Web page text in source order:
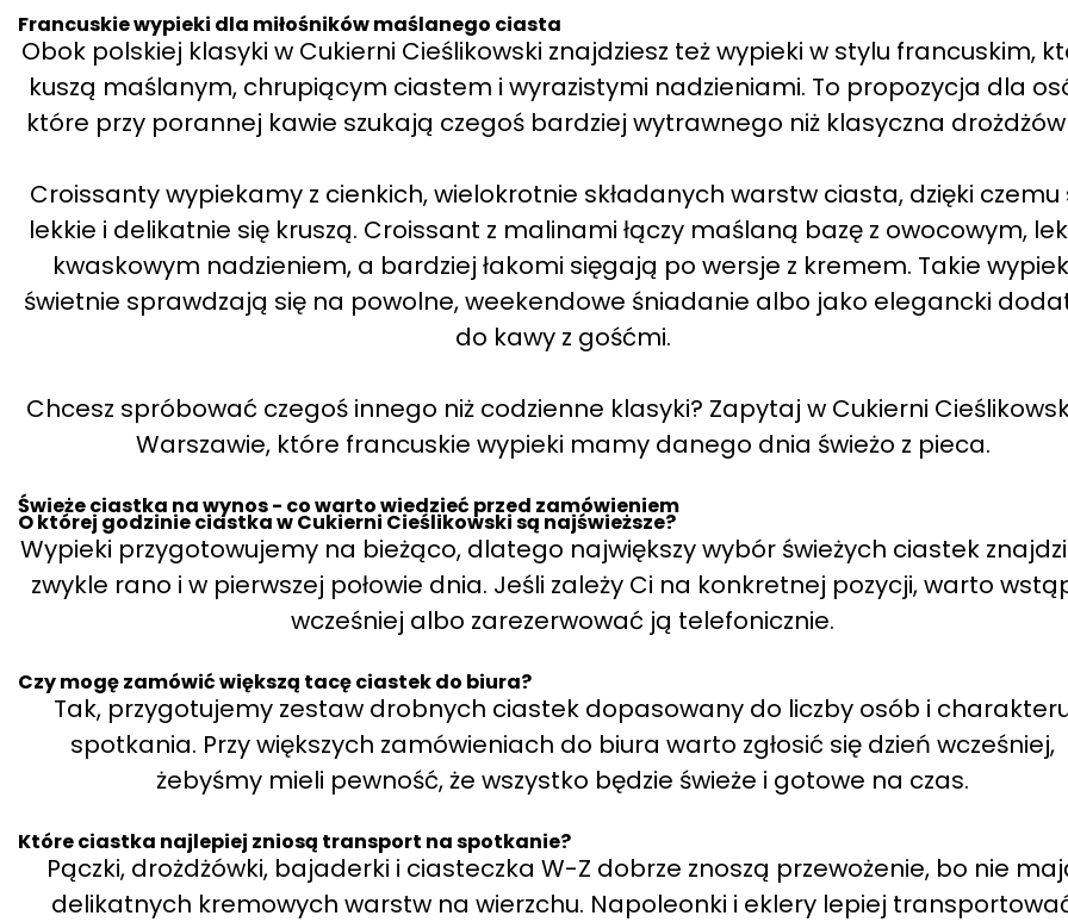
Francuskie wypieki dla miłośników maślanego ciasta
Obok polskiej klasyki w Cukierni Cieślikowski znajdziesz też wypieki w stylu francuskim,
kuszą maślanym, chrupiącym ciastem i wyrazistymi nadzieniami. To propozycja dla
które przy porannej kawie szukają czegoś bardziej wytrawnego niż klasyczna
Croissanty wypiekamy z cienkich, wielokrotnie składanych warstw ciasta, dzięki czemu
lekkie i delikatnie się kruszą. Croissant z malinami łączy maślaną bazę z owocowym,
kwaskowym nadzieniem, a bardziej łakomi sięgają po wersje z kremem. Takie
świetnie sprawdzają się na powolne, weekendowe śniadanie albo jako elegancki
do kawy z gośćmi.
Chcesz spróbować czegoś innego niż codzienne klasyki? Zapytaj w Cukierni
Warszawie, które francuskie wypieki mamy danego dnia świeżo z pieca.
Świeże ciastka na wynos - co warto wiedzieć przed zamówieniem
O której godzinie ciastka w Cukierni Cieślikowski są najświeższe?
Wypieki przygotowujemy na bieżąco, dlatego największy wybór świeżych ciastek
zwykle rano i w pierwszej połowie dnia. Jeśli zależy Ci na konkretnej pozycji, warto
wcześniej albo zarezerwować ją telefonicznie.
Czy mogę zamówić większą tacę ciastek do biura?
Tak, przygotujemy zestaw drobnych ciastek dopasowany do liczby osób i
spotkania. Przy większych zamówieniach do biura warto zgłosić się dzień wcześniej,
żebyśmy mieli pewność, że wszystko będzie świeże i gotowe na czas.
Które ciastka najlepiej zniosą transport na spotkanie?
Pączki, drożdżówki, bajaderki i ciasteczka W-Z dobrze znoszą przewożenie, bo nie
delikatnych kremowych warstw na wierzchu. Napoleonki i eklery lepiej